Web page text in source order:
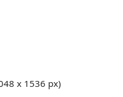
x 1536 px)